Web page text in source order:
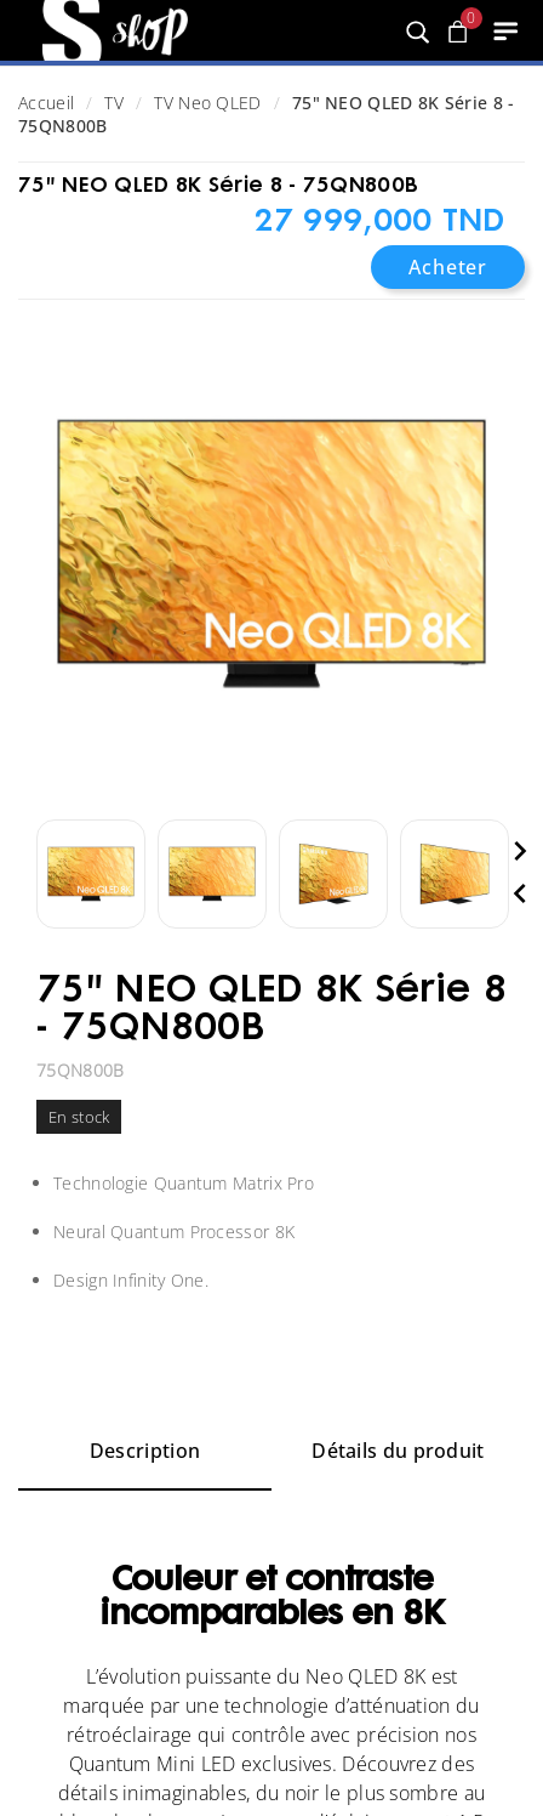
0
Accueil TV TV Neo QLED
75" NEO QLED 8K Série 8 -
75QN800B
75" NEO QLED 8K Série 8 - 75QN800B
27 999,000 TND
Acheter


75" NEO QLED 8K Série 8
- 75QN800B
75QN800B
En stock
Technologie Quantum Matrix Pro
Neural Quantum Processor 8K
Design Infinity One.
Description Détails du produit
Couleur et contraste
incomparables en 8K
L’évolution puissante du Neo QLED 8K est
marquée par une technologie d’atténuation du
rétroéclairage qui contrôle avec précision nos
Quantum Mini LED exclusives. Découvrez des
détails inimaginables, du noir le plus sombre au